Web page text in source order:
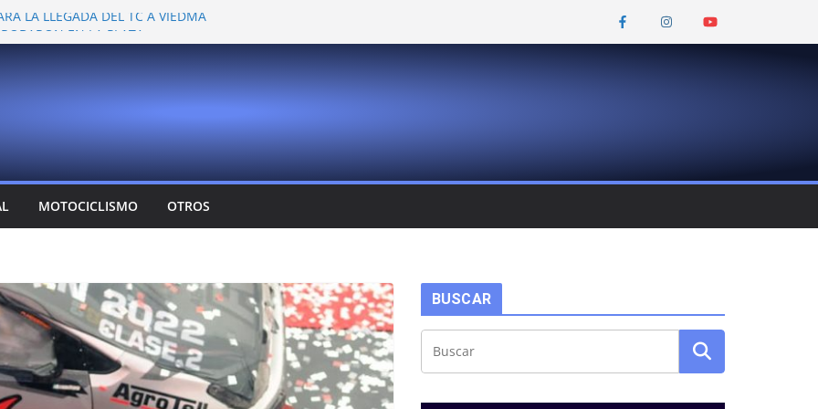
LA LLEGADA DEL TC A VIEDMA
EN LA PLATA
VER A TANTOS PILOTOS
DEJÓ CAMBIOS EN LOS CAMPEONATOS
CONFIRMA SU REGRESO AL TOP RACE
MOTOCICLISMO OTROS
BUSCAR